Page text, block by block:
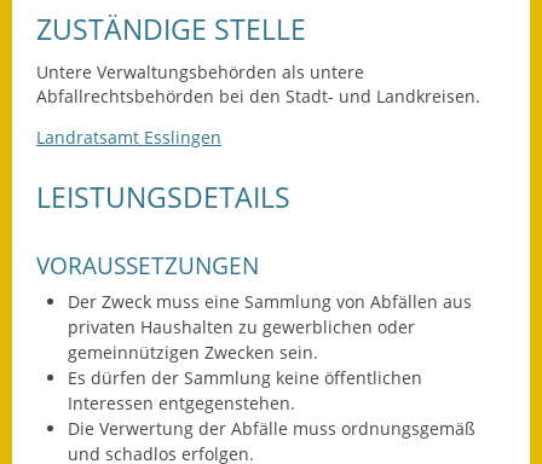
Zahlen und Fakten
Beratungsstellen im
Landkreis
Dienstleistungen
Formulare
ZUSTÄNDIGE STELLE
Untere Verwaltungsbehörden als untere
Abfallrechtsbehörden bei den Stadt- und Landkreisen.
Landratsamt Esslingen
LEISTUNGSDETAILS
VORAUSSETZUNGEN
Der Zweck muss eine Sammlung von Abfällen aus
privaten Haushalten zu gewerblichen oder
gemeinnützigen Zwecken sein.
Es dürfen der Sammlung keine öffentlichen
Interessen entgegenstehen.
Die Verwertung der Abfälle muss ordnungsgemäß
und schadlos erfolgen.